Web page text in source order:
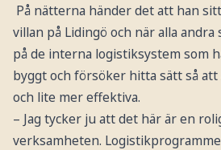
På nätterna händer det att han
villan på Lidingö och när alla
på de interna logistiksystem som
byggt och försöker hitta sätt så
och lite mer effektiva.
– Jag tycker ju att det här är en
verksamheten.